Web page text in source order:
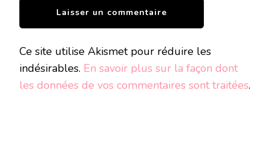
Ce site utilise Akismet pour réduire les
indésirables. En savoir plus sur la façon dont
les données de vos commentaires sont traitées.